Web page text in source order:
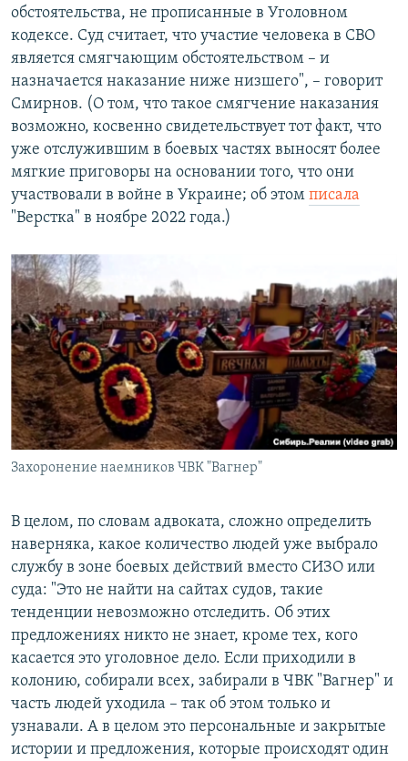
обстоятельства, не прописанные в Уголовном
кодексе. Суд считает, что участие человека в СВО
является смягчающим обстоятельством – и
назначается наказание ниже низшего", – говорит
Смирнов. (О том, что такое смягчение наказания
возможно, косвенно свидетельствует тот факт, что
уже отслужившим в боевых частях выносят более
мягкие приговоры на основании того, что они
участвовали в войне в Украине; об этом писала
"Верстка" в ноябре 2022 года.)
Захоронение наемников ЧВК "Вагнер"
В целом, по словам адвоката, сложно определить
наверняка, какое количество людей уже выбрало
службу в зоне боевых действий вместо СИЗО или
суда: "Это не найти на сайтах судов, такие
тенденции невозможно отследить. Об этих
предложениях никто не знает, кроме тех, кого
касается это уголовное дело. Если приходили в
колонию, собирали всех, забирали в ЧВК "Вагнер" и
часть людей уходила – так об этом только и
узнавали. А в целом это персональные и закрытые
истории и предложения, которые происходят один